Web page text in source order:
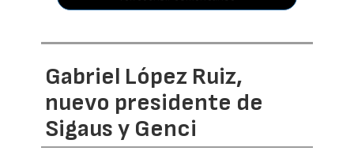
Gabriel López Ruiz,
nuevo presidente de
Sigaus y Genci